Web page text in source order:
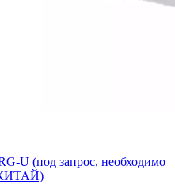
U (под запрос, необходимо